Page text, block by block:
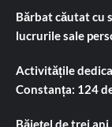
Bărbat căutat cu
lucrurile sale
Activitățile
Constanța: 124
Băiețel de trei